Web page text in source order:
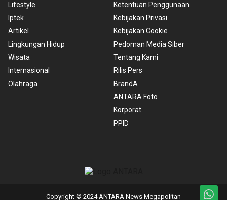
Lifestyle
Iptek
Artikel
Lingkungan Hidup
Wisata
Internasional
Olahraga
Ketentuan Penggunaan
Kebijakan Privasi
Kebijakan Cookie
Pedoman Media Siber
Tentang Kami
Rilis Pers
BrandA
ANTARA Foto
Korporat
PPID
Copyright © 2024 ANTARA News Megapolitan